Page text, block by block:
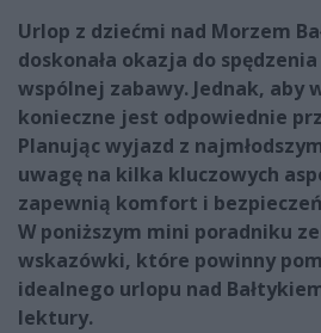
Urlop z dziećmi nad Morzem
doskonała okazja do
wspólnej zabawy. Jednak, aby
konieczne jest odpowiednie
Planując wyjazd z
uwagę na kilka kluczowych
zapewnią komfort i
W poniższym mini poradniku
wskazówki, które powinny
idealnego urlopu nad
lektury.